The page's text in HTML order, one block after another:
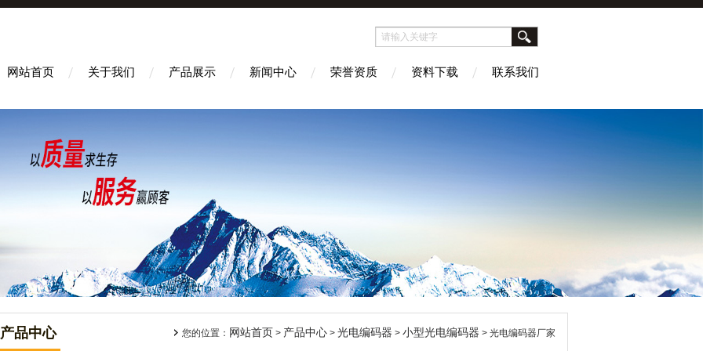
网站首页 关于我们 产品展示 新闻中心 荣誉资质 资料下载 联系我们
产品中心 您的位置： 网站首页 > 产品中心 > 光电编码器 > 小型光电编码器 > 光电编码器厂家